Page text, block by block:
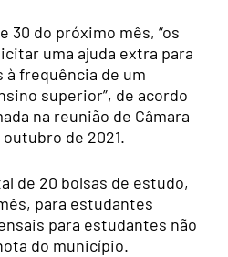
30 do próximo mês, “os
uma ajuda extra para
frequência de um
superior”, de acordo
na reunião de Câmara
de 2021.
de 20 bolsas de estudo,
para estudantes
para estudantes não
do município.